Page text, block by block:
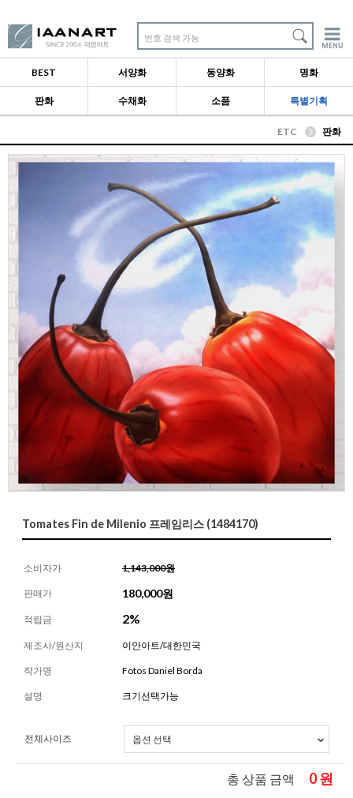
번호 검색 가능
BEST 서양화 동양화 명화
판화 수채화 소품 특별기획
ETC 판화
Tomates Fin de Milenio 프레임리스 (1484170)
소비자가 1,143,000원
판매가 180,000원
적립금 2%
제조사/원산지 이안아트/대한민국
작가명 Fotos Daniel Borda
설명 크기선택가능
전체사이즈
총 상품 금액 0원